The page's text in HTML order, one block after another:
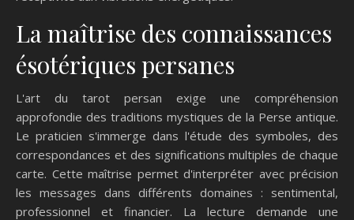
La maîtrise des connaissances
ésotériques persanes
L'art du tarot persan exige une compréhension
approfondie des traditions mystiques de la Perse antique.
Le praticien s'immerge dans l'étude des symboles, des
correspondances et des significations multiples de chaque
carte. Cette maîtrise permet d'interpréter avec précision
les messages dans différents domaines : sentimental,
professionnel et financier. La lecture demande une